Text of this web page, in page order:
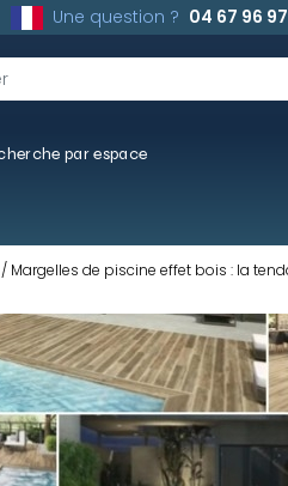
Une question ? 04 67 96
par espace
Margelles de piscine effet bois : la